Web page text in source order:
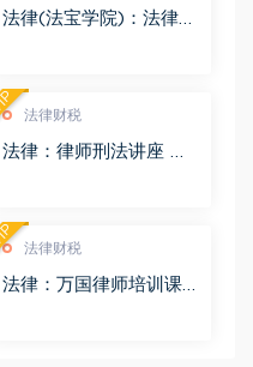
法律(法宝学院)：法律信
法律财税
法律：律师刑法讲座 百
法律财税
法律：万国律师培训课